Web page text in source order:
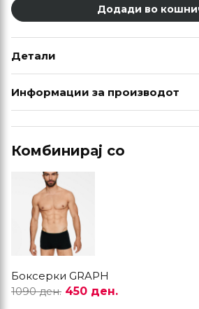
Додади во
Детали
Информации за производот
Комбинирај со
Боксерки GRAPH
1090 ден. 450 ден.